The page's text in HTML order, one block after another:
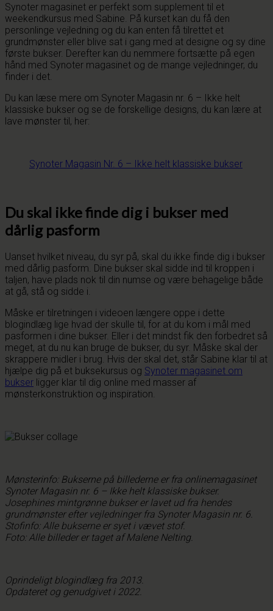
Synoter magasinet er perfekt som supplement til et
weekendkursus med Sabine. På kurset kan du få den
personlinge vejledning og du kan enten få tilrettet et
grundmønster eller blive sat i gang med at designe og sy dine
første bukser. Derefter kan du nemmere fortsætte på egen
hånd med Synoter magasinet og de mange vejledninger, du
finder i det.
Du kan læse mere om Synoter Magasin nr. 6 – Ikke helt
klassiske bukser og se de forskellige designs, du kan lære at
lave mønster til, her:
Synoter Magasin Nr. 6 – Ikke helt klassiske bukser
Du skal ikke finde dig i bukser med
dårlig pasform
Uanset hvilket niveau, du syr på, skal du ikke finde dig i bukser
med dårlig pasform. Dine bukser skal sidde ind til kroppen i
taljen, have plads nok til din numse og være behagelige både
at gå, stå og sidde i.
Måske er tilretningen i videoen længere oppe i dette
blogindlæg lige hvad der skulle til, for at du kom i mål med
pasformen i dine bukser. Eller i det mindst fik den forbedret så
meget, at du nu kan bruge de bukser, du syr. Måske skal der
skrappere midler i brug. Hvis der skal det, står Sabine klar til at
hjælpe dig på et buksekursus og Synoter magasinet om
bukser ligger klar til dig online med masser af
mønsterkonstruktion og inspiration.
Mønsterinfo: Bukserne på billederne er fra onlinemagasinet
Synoter Magasin nr. 6 – Ikke helt klassiske bukser.
Josephines mintgrønne bukser er lavet ud fra hendes
grundmønster efter vejledninger fra Synoter Magasin nr. 6.
Stofinfo: Alle bukserne er syet i vævet stof.
Foto: Alle billeder er taget af Malene Nelting.
Oprindeligt blogindlæg fra 2013.
Opdateret og genudgivet i 2022.